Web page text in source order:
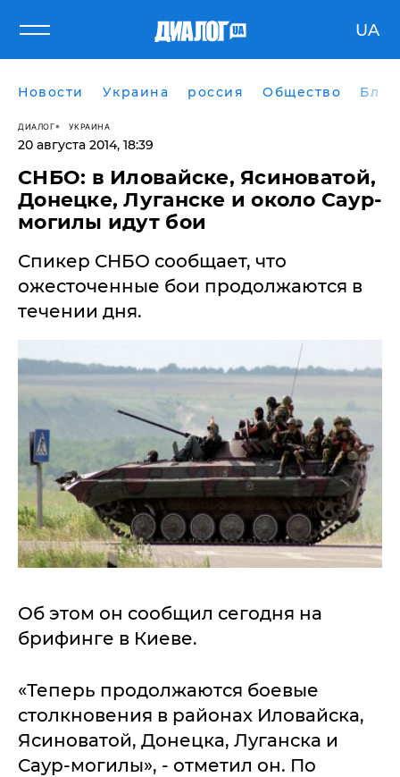
UA
Новости Украина россия Общество
ДИАЛОГ УКРАИНА
20 августа 2014, 18:39
СНБО: в Иловайске, Ясиноватой,
Донецке, Луганске и около Саур-
могилы идут бои
Спикер СНБО сообщает, что
ожесточенные бои продолжаются в
течении дня.
Об этом он сообщил сегодня на
брифинге в Киеве.
«Теперь продолжаются боевые
столкновения в районах Иловайска,
Ясиноватой, Донецка, Луганска и
Саур-могилы», - отметил он. По